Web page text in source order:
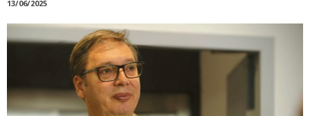
13/06/2025